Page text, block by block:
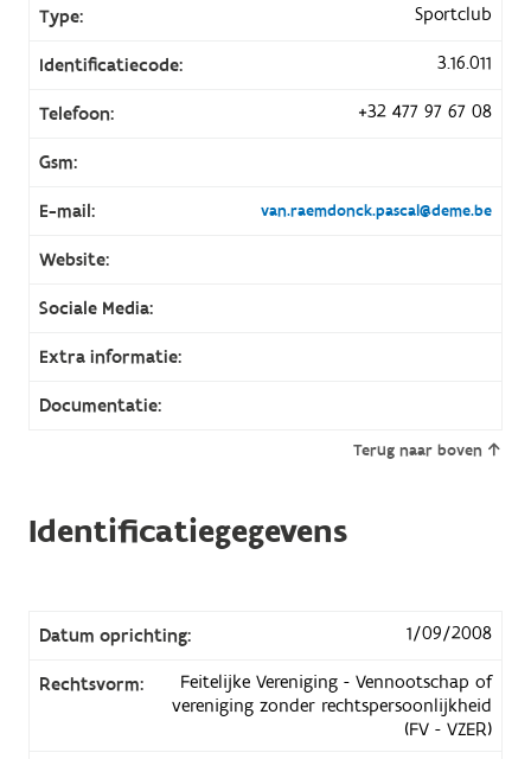
Type: Sportclub
Identificatiecode: 3.16.011
Telefoon: +32 477 97 67 08
Gsm:
E-mail: van.raemdonck.pascal@deme.be
Website:
Sociale Media:
Extra informatie:
Documentatie:
Terug naar boven
Identificatiegegevens
Datum oprichting: 1/09/2008
Rechtsvorm:
Feitelijke Vereniging - Vennootschap of
vereniging zonder rechtspersoonlijkheid
(FV - VZER)